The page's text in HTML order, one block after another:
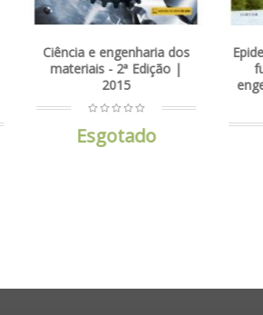
dos
Edição |
Epidemiologia ambiental -
fundamentos para
engenharia - 1ª Edição |